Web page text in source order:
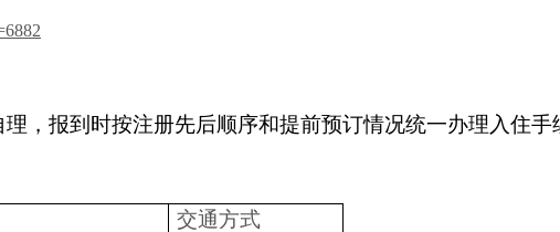
，报到时按注册先后顺序和提前预订情况统一办理入住手
交通方式